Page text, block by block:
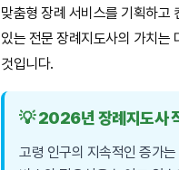
맞춤형 장례 서비스를 기획하고
있는 전문 장례지도사의 가치는
것입니다.
💡 2026년 장례지도사
고령 인구의 지속적인 증가